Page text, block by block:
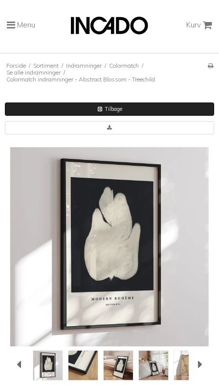
Menu Kurv
Forside / Sortiment / Indramninger / Colormatch /
Se alle indramninger /
Colormatch indramninger - Abstract Blossom - Treechild
Tilbage